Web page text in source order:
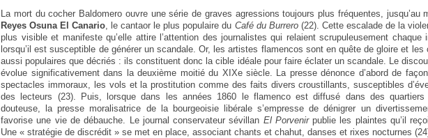
La mort du cocher Baldomero ouvre une série de graves agressions toujours plus fréquentes, jusqu’au
Reyes Osuna El Canario , le cantaor le plus populaire du Café du Burrero(22). Cette escalade de la
plus visible et manifeste qu’elle attire l’attention des journalistes qui relaient scrupuleusement chaque
lorsqu’il est susceptible de générer un scandale. Or, les artistes flamencos sont en quête de gloire et les
aussi populaires que décriés : ils constituent donc la cible idéale pour faire éclater un scandale. Le
évolue significativement dans la deuxième moitié du XIXe siècle. La presse dénonce d’abord de
spectacles immoraux, les vols et la prostitution comme des faits divers croustillants, susceptibles
des lecteurs (23). Puis, lorsque dans les années 1860 le flamenco est diffusé dans des
douteuse, la presse moralisatrice de la bourgeoisie libérale s’empresse de dénigrer un
favorise une vie de débauche. Le journal conservateur sévillan El Porvenirpublie les plaintes qu’il
Une « stratégie de discrédit » se met en place, associant chants et chahut, danses et rixes nocturnes